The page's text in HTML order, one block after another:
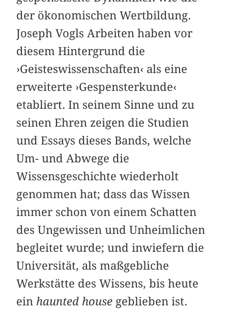
der ökonomischen Wertbildung.
Joseph Vogls Arbeiten haben vor
diesem Hintergrund die
›Geisteswissenschaften‹ als eine
erweiterte ›Gespensterkunde‹
etabliert. In seinem Sinne und zu
seinen Ehren zeigen die Studien
und Essays dieses Bands, welche
Um- und Abwege die
Wissensgeschichte wiederholt
genommen hat; dass das Wissen
immer schon von einem Schatten
des Ungewissen und Unheimlichen
begleitet wurde; und inwiefern die
Universität, als maßgebliche
Werkstätte des Wissens, bis heute
ein haunted house geblieben ist.